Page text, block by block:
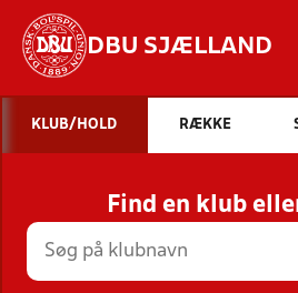
DBU SJÆLLAND
STILLINGER,
HOLD
KLUB/HOLD RÆKKE
Find en klub